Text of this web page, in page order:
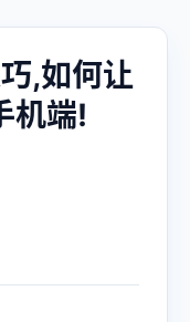
,如何让
机端!